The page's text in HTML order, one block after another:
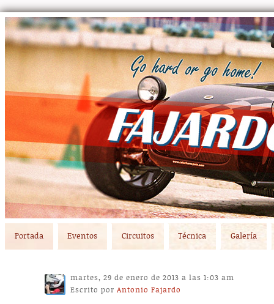
Skip to primary content
Skip to secondary content
Portada Eventos Circuitos Técnica Galería
martes, 29 de enero de 2013 a las 1:03 am
Escrito porAntonio Fajardo